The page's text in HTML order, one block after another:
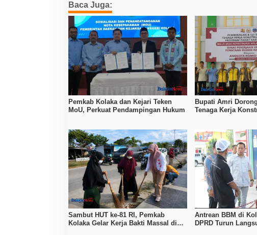
Baca Juga:
Pemkab Kolaka dan Kejari Teken
MoU, Perkuat Pendampingan Hukum
Bupati Amri
Tenaga Kerja
Sambut HUT ke-81 RI, Pemkab
Kolaka Gelar Kerja Bakti Massal di
Antrean BBM di
DPRD Turun